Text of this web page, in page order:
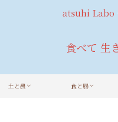
atsuhi Labo
食べて 生
土と農 食と腸